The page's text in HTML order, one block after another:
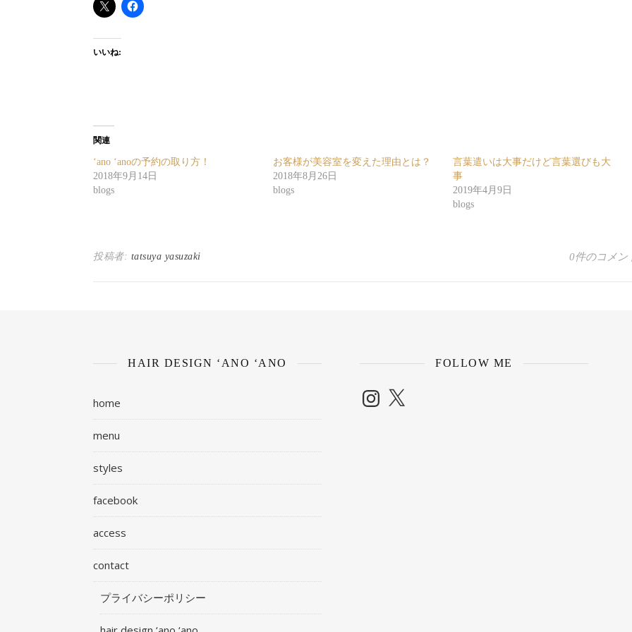
いいね:
関連
‘ano ‘anoの予約の取り方！
2018年9月14日
blogs
お客様が美容室を変えた理由とは？
2018年8月26日
blogs
言葉遣いは大事だけど言葉選びも大
事
2019年4月9日
blogs
投稿者: tatsuya yasuzaki 0件のコメン
HAIR DESIGN ‘ANO ‘ANO
home
menu
styles
facebook
access
contact
プライバシーポリシー
FOLLOW ME
Instagram
X